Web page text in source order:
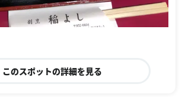
このスポットの詳細を見る